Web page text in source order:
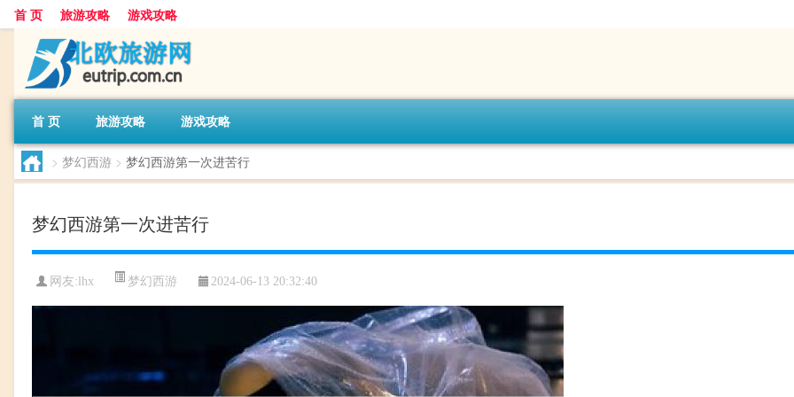
首 页 旅游攻略 游戏攻略
首 页 旅游攻略 游戏攻略
> 梦幻西游 > 梦幻西游第一次进苦行
梦幻西游第一次进苦行
网友: lhx 梦幻西游 2024-06-13 20:32:40